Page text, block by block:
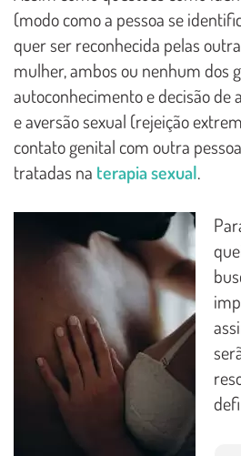
(modo como a pessoa se
quer ser reconhecida pelas
mulher, ambos ou nenhum dos
autoconhecimento e decisão de
e aversão sexual (rejeição
contato genital com outra
tratadas na terapia sexual.